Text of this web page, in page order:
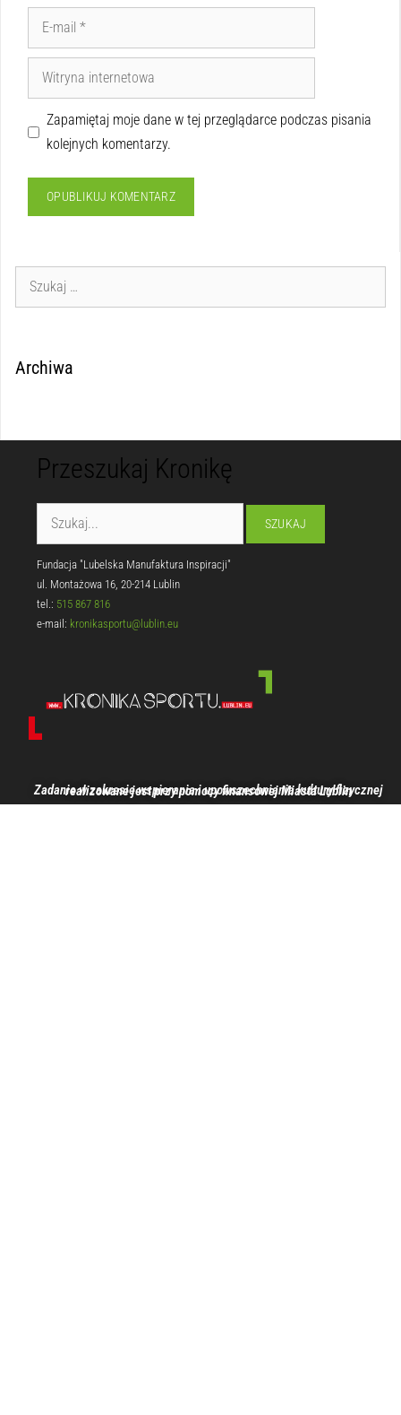
Zapamiętaj moje dane w tej przeglądarce podczas pisania
kolejnych komentarzy.
Archiwa
Przeszukaj Kronikę
Fundacja "Lubelska Manufaktura Inspiracji"
ul. Montażowa 16, 20-214 Lublin
tel.: 515 867 816
e-mail: kronikasportu@lublin.eu
Zadanie w zakresie wspierania i upowszechniania kultury fizycznej realizowane jest przy pomocy finansowej Miasta Lublin